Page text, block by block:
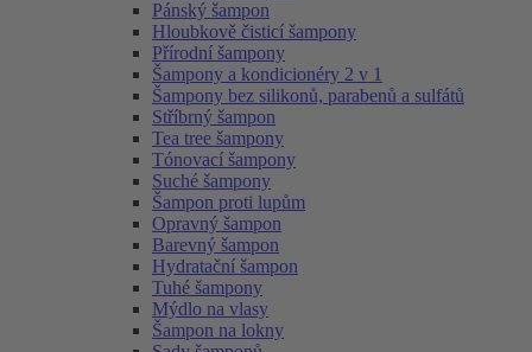
Pánský šampon
Hloubkově čisticí šampony
Přírodní šampony
Šampony a kondicionéry 2 v 1
Šampony bez silikonů, parabenů a sulfátů
Stříbrný šampon
Tea tree šampony
Tónovací šampony
Suché šampony
Šampon proti lupům
Opravný šampon
Barevný šampon
Hydratační šampon
Tuhé šampony
Mýdlo na vlasy
Šampon na lokny